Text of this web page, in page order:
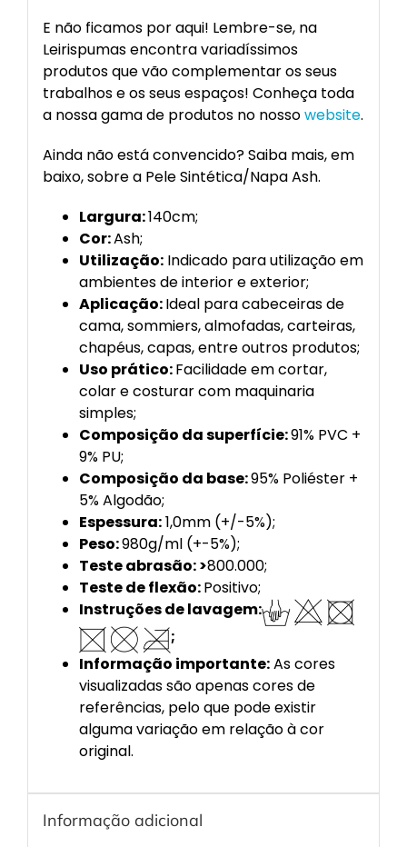
E não ficamos por aqui! Lembre-se, na
Leirispumas encontra variadíssimos
produtos que vão complementar os seus
trabalhos e os seus espaços! Conheça toda
a nossa gama de produtos no nossowebsite.
Ainda não está convencido? Saiba mais, em
baixo, sobre a Pele Sintética/Napa Ash.
Largura:140cm;
Cor:Ash;
Utilização:Indicado para utilização em
ambientes de interior e exterior;
Aplicação:Ideal para cabeceiras de
cama, sommiers, almofadas, carteiras,
chapéus, capas, entre outros produtos;
Uso prático:Facilidade em cortar,
colar e costurar com maquinaria
simples;
Composição da superfície:91% PVC +
9% PU;
Composição da base:95% Poliéster +
5% Algodão;
Espessura:1,0mm (+/-5%);
Peso:980g/ml (+-5%);
Teste abrasão: >800.000;
Teste de flexão:Positivo;
Instruções de lavagem:
;
Informação importante:As cores
visualizadas são apenas cores de
referências, pelo que pode existir
alguma variação em relação à cor
original.
Informação adicional